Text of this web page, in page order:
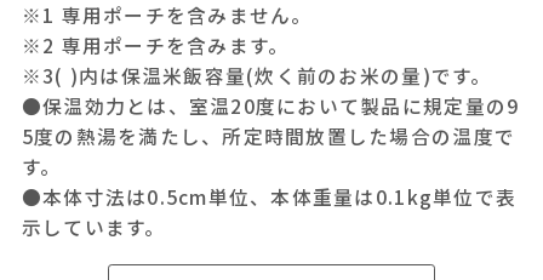
※1 専用ポーチを含みません。
※2 専用ポーチを含みます。
※3( )内は保温米飯容量(炊く前のお米の量)です。
●保温効力とは、室温20度において製品に規定量の9
5度の熱湯を満たし、所定時間放置した場合の温度で
す。
●本体寸法は0.5cm単位、本体重量は0.1kg単位で表
示しています。